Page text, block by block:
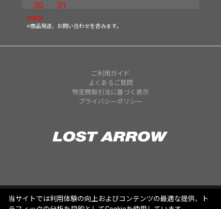
30
31
休業日
※商品発送、お問い合わせを含みます。
ご利用ガイド
よくあるご質問
特定商取引法に基づく表示
プライバシーポリシー
当サイトでは利用体験の向上およびコンテンツの最適な提供、ト